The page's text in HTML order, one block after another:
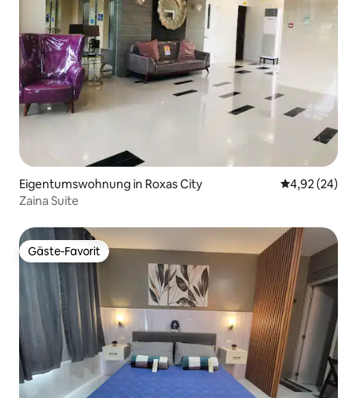
Eigentumswohnung in Roxas City
4,92 (24)
Zaina Suite
Gäste-Favorit
Gäste-Favorit